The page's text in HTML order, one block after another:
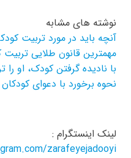
نوشته های مشابه
آنچه باید در مورد تربیت
مهمترین قانون طلایی
با نادیده گرفتن کودک، او را
نحوه برخورد با دعوای کودکان
لینک اینستگرام :
zarafeyejadooyi/